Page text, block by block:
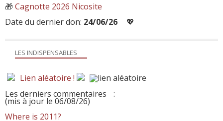
LES INDISPENSABLES
Lien aléatoire !
Les derniers commentaires
:
(mis à jour le 06/08/26)
Where is 2011?
🎁 Cagnotte 2026 Nicosite
Date du dernier don: 24/06/26 💖